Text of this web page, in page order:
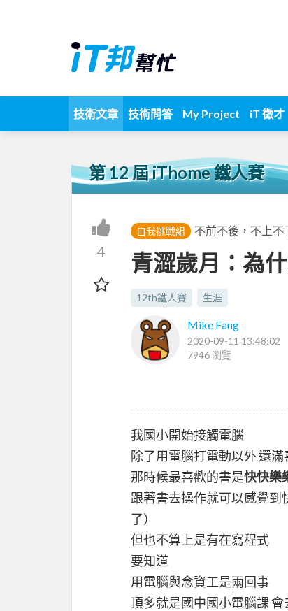
技術文章 技術問答 My Project iT 徵才
第 12 屆 iThome 鐵人賽
4
自我挑戰組 不前不後，不上
青澀歲月：為
12th鐵人賽 生涯
Mike Fang
2020-09-11 13:48:02
7946 瀏覽
我國小開始接觸電腦
除了用電腦打電動以外 還
那時候最喜歡的書是快快樂
跟著書去操作就可以感覺到
了）
但也不算上是有在寫程式
要知道
用電腦與念資工是兩回事
頂多就是國中國小電腦課